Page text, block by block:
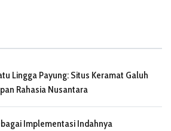
Lingga Payung: Situs Keramat Galuh
Rahasia Nusantara
Implementasi Indahnya